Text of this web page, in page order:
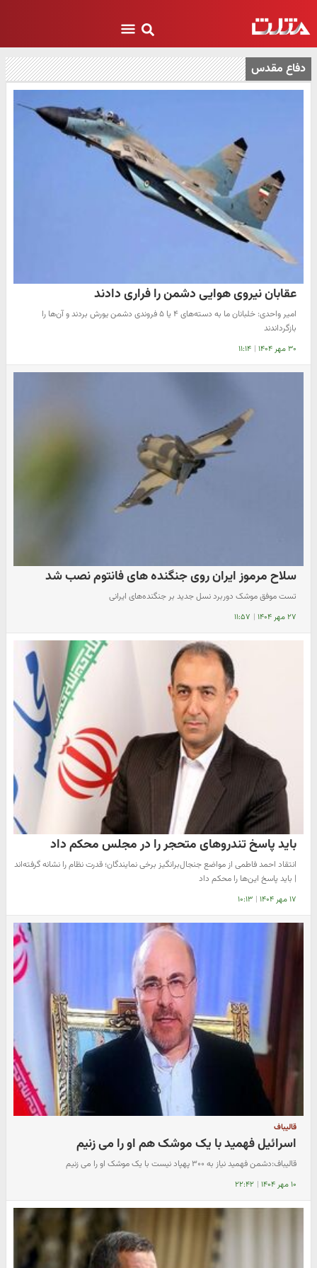
دفاع مقدس
عقابان نیروی هوایی دشمن را فراری دادند
امیر واحدی: خلبانان ما به دسته‌های ۴ یا ۵ فروندی دشمن یورش بردند و آن‌ها را
بازگرداندند
۳۰ مهر ۱۴۰۴ | ۱۱:۱۴
سلاح مرموز ایران روی جنگنده های فانتوم نصب شد
تست موفق موشک دوربرد نسل جدید بر جنگنده‌های ایرانی
۲۷ مهر ۱۴۰۴ | ۱۱:۵۷
باید پاسخ تندروهای متحجر را در مجلس محکم داد
انتقاد احمد فاطمی از مواضع جنجال‌برانگیز برخی نمایندگان؛ قدرت نظام را نشانه گرفته‌اند
| باید پاسخ این‌ها را محکم داد
۱۷ مهر ۱۴۰۴ | ۱۰:۱۳
قالیباف
اسرائیل فهمید با یک موشک هم او را می زنیم
قالیباف:دشمن فهمید نیاز به ۳۰۰ پهپاد نیست با یک موشک او را می زنیم
۱۰ مهر ۱۴۰۴ | ۲۲:۴۲